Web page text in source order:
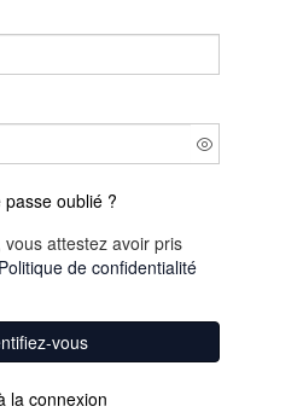
passe oublié ?
attestez avoir pris
Politique de confidentialité
vous
la connexion